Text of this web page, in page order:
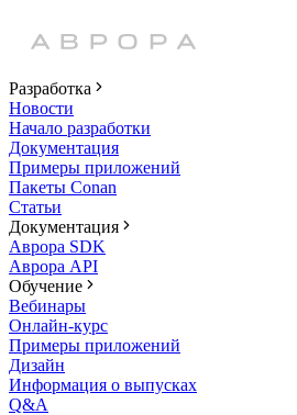
Разработка
Новости
Начало разработки
Документация
Примеры приложений
Пакеты Conan
Статьи
Документация
Аврора SDK
Аврора API
Обучение
Вебинары
Онлайн-курс
Примеры приложений
Дизайн
Информация о выпусках
Q&A